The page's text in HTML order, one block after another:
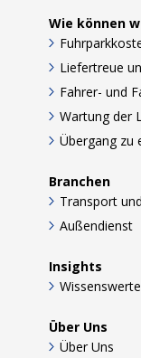
Wie können
Liefertreue
Fahrer- und
Wartung der
Übergang zu
Branchen
Transport
Außendienst
Insights
Über Uns
Über Uns